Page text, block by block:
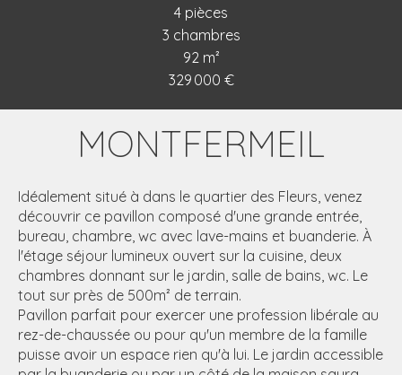
4 pièces
3 chambres
92 m²
329 000 €
MONTFERMEIL
Idéalement situé à dans le quartier des Fleurs, venez
découvrir ce pavillon composé d'une grande entrée,
bureau, chambre, wc avec lave-mains et buanderie. À
l'étage séjour lumineux ouvert sur la cuisine, deux
chambres donnant sur le jardin, salle de bains, wc. Le
tout sur près de 500m² de terrain.
Pavillon parfait pour exercer une profession libérale au
rez-de-chaussée ou pour qu'un membre de la famille
puisse avoir un espace rien qu'à lui. Le jardin accessible